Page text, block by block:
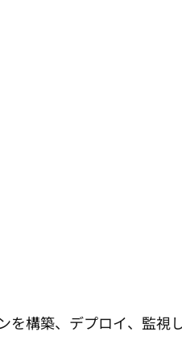
を構築、デプロイ、監視